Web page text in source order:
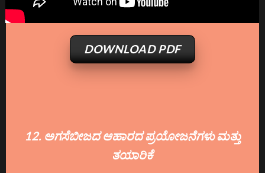
DOWNLOAD PDF
12. ಅಗಸೆಬೀಜದ ಆಹಾರದ ಪ್ರಯೋಜನೆಗಳು ಮತ್ತು
ತಯಾರಿಕೆ